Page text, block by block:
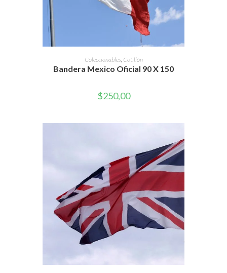
AÑADIR AL CARRITO
Coleccionables, Cotillón
Bandera Mexico Oficial 90 X 150
$250,00